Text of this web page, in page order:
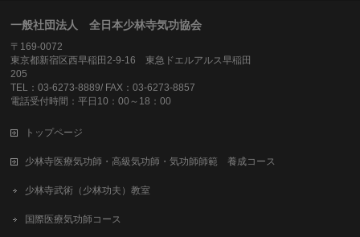
一般社団法人 全日本少林寺気功協会
〒169-0072
東京都新宿区西早稲田2-9-16 東急ドエルアルス早稲田
205
TEL：03-6273-8889/ FAX：03-6273-8857
電話受付時間：平日10：00～18：00
トップページ
少林寺医療気功師・高級気功師・気功師師範 養成コース
少林寺武術（少林功夫）教室
国際医療気功師コース